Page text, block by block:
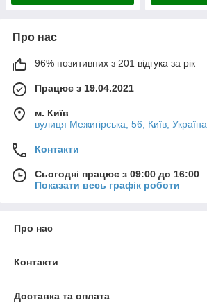
Про нас
96% позитивних з 201 відгука за рік
Працює з 19.04.2021
м. Київ
вулиця Межигірська, 56, Київ, Україна
Контакти
Сьогодні працює з 09:00 до 16:00
Показати весь графік роботи
Про нас
Контакти
Доставка та оплата